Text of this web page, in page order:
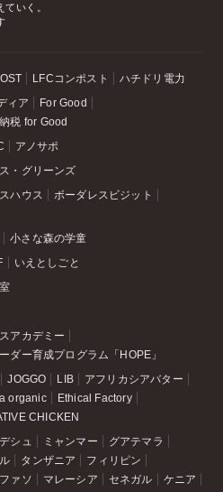
いく。
LFCコンポスト ハチドリ電力
ィア
For Good
税 for Good
アノサポ
・グリーンズ
ハウス
ボーダレスビジット
小さな森の学童
いえとしごと
アカデミー
ダー育成プログラム「HOPE」
JOGGO LIB
アフリカシアバター
organic
Ethical Factory
CHICKEN
シュ ミャンマー
グアテマラ
タンザニア
フィリピン
ァソ
マレーシア セネガル ケニア